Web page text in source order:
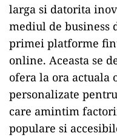
larga si datorita
mediul de business
primei platforme
online. Aceasta se
ofera la ora actuala
personalizate
care amintim
populare si